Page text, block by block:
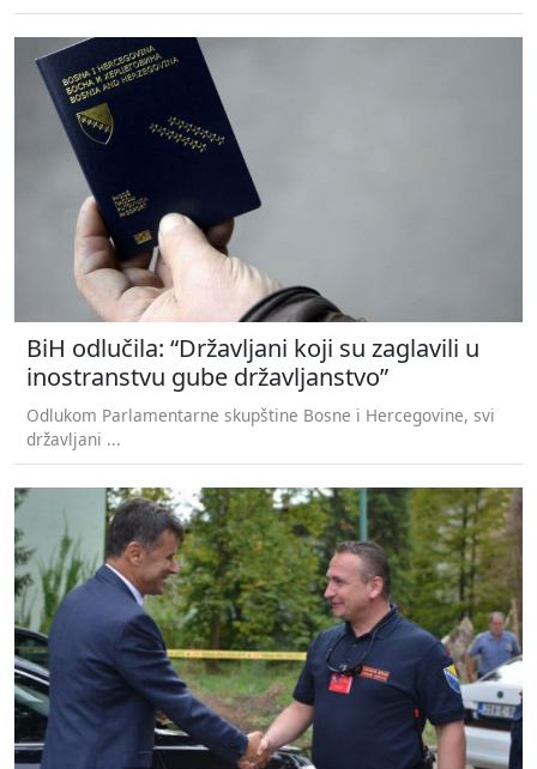
BiH odlučila: “Državljani koji su zaglavili u
inostranstvu gube državljanstvo”
Odlukom Parlamentarne skupštine Bosne i Hercegovine, svi
državljani ...